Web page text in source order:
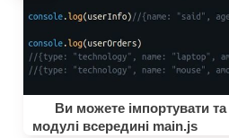
Ви можете імпортувати
модулі всередині main.js